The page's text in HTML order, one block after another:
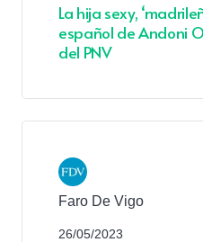
La hija sexy,
español de Andoni
del PNV
Faro De Vigo
26/05/2023